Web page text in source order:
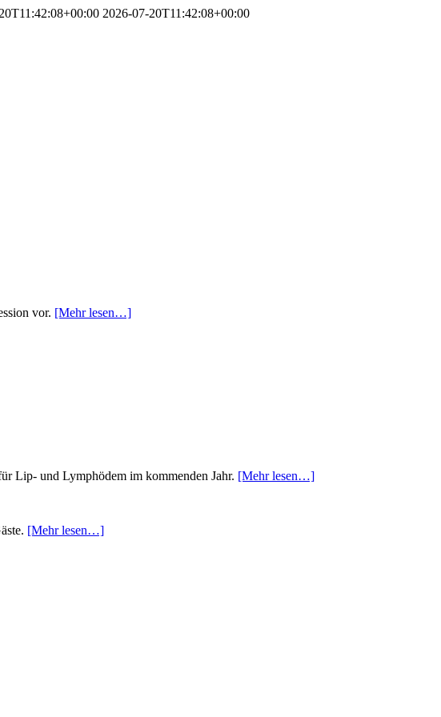
2026-07-20T11:42:08+00:00
vor. [Mehr lesen…]
Lip- und Lymphödem im kommenden Jahr. [Mehr lesen…]
[Mehr lesen…]